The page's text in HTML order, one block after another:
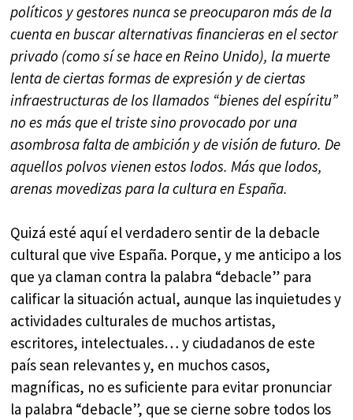
políticos y gestores nunca se preocuparon más de la
cuenta en buscar alternativas financieras en el sector
privado (como sí se hace en Reino Unido), la muerte
lenta de ciertas formas de expresión y de ciertas
infraestructuras de los llamados “bienes del espíritu”
no es más que el triste sino provocado por una
asombrosa falta de ambición y de visión de futuro. De
aquellos polvos vienen estos lodos. Más que lodos,
arenas movedizas para la cultura en España.
Quizá esté aquí el verdadero sentir de la debacle
cultural que vive España. Porque, y me anticipo a los
que ya claman contra la palabra “debacle” para
calificar la situación actual, aunque las inquietudes y
actividades culturales de muchos artistas,
escritores, intelectuales… y ciudadanos de este
país sean relevantes y, en muchos casos,
magníficas, no es suficiente para evitar pronunciar
la palabra “debacle”, que se cierne sobre todos los